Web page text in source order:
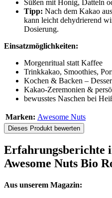
Süßen mit Honig, Datteln
Tipp: Nach dem Kakao
kann leicht dehydrierend
Dosierung.
Einsatzmöglichkeiten:
Morgenritual statt Kaffee
Trinkkakao, Smoothies,
Kochen & Backen –
Kakao-Zeremonien &
bewusstes Naschen bei
Marken: Awesome Nuts
Dieses Produkt bewerten
Erfahrungsberichte
Awesome Nuts Bio
Aus unserem Magazin: